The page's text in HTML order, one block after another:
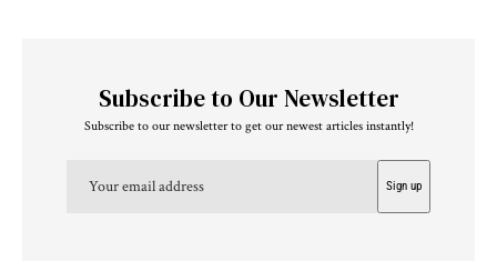
Subscribe to Our Newsletter
Subscribe to our newsletter to get our newest articles instantly!